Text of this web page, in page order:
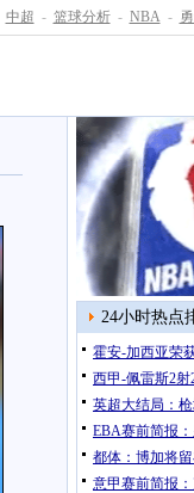
中超 - 篮球分析 - NBA -
24小时热点
霍安-加西亚荣
西甲-佩雷斯2射
英超大结局：
EBA赛前简报
都体：博加将
意甲赛前简报